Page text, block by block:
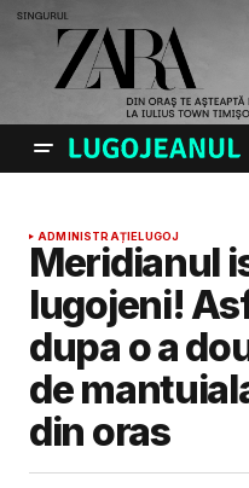
ADMINISTRAȚIELUGOJ
Meridianul
lugojeni!
dupa o a
de
din oras